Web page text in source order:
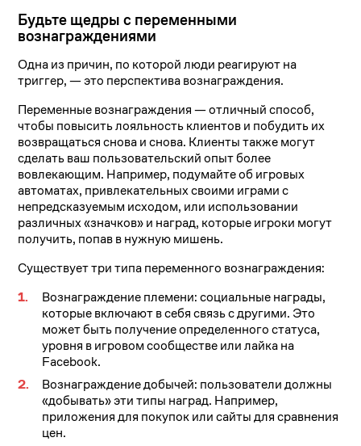
Будьте щедры с переменными
вознаграждениями
Одна из причин, по которой люди реагируют на
триггер, — это перспектива вознаграждения.
Переменные вознаграждения — отличный способ,
чтобы повысить лояльность клиентов и побудить их
возвращаться снова и снова. Клиенты также могут
сделать ваш пользовательский опыт более
вовлекающим. Например, подумайте об игровых
автоматах, привлекательных своими играми с
непредсказуемым исходом, или использовании
различных «значков» и наград, которые игроки могут
получить, попав в нужную мишень.
Существует три типа переменного вознаграждения:
Вознаграждение племени: социальные награды,
которые включают в себя связь с другими. Это
может быть получение определенного статуса,
уровня в игровом сообществе или лайка на
Facebook.
Вознаграждение добычей: пользователи должны
«добывать» эти типы наград. Например,
приложения для покупок или сайты для сравнения
цен.